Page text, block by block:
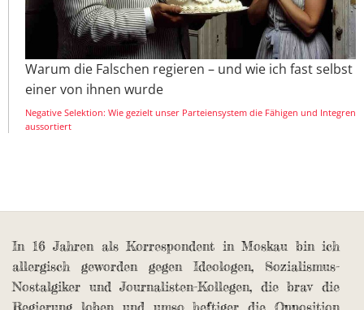
Warum die Falschen regieren – und wie ich fast selbst
einer von ihnen wurde
Negative Selektion: Wie gezielt unser Parteiensystem die Fähigen und Integren
aussortiert
In 16 Jahren als Korrespondent in Moskau bin ich
allergisch geworden gegen Ideologen, Sozialismus-
Nostalgiker und Journalisten-Kollegen, die brav die
Regierung loben und umso heftiger die Opposition